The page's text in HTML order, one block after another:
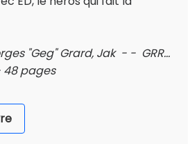
"Geg" Grard, Jak - - GRR...
48 pages